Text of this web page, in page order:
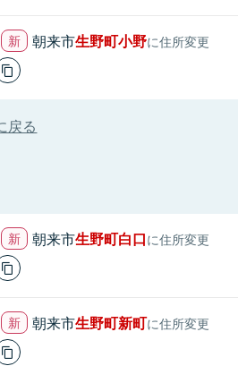
朝来市生野町小野に住所変更
戻る
朝来市生野町白口に住所変更
朝来市生野町新町に住所変更